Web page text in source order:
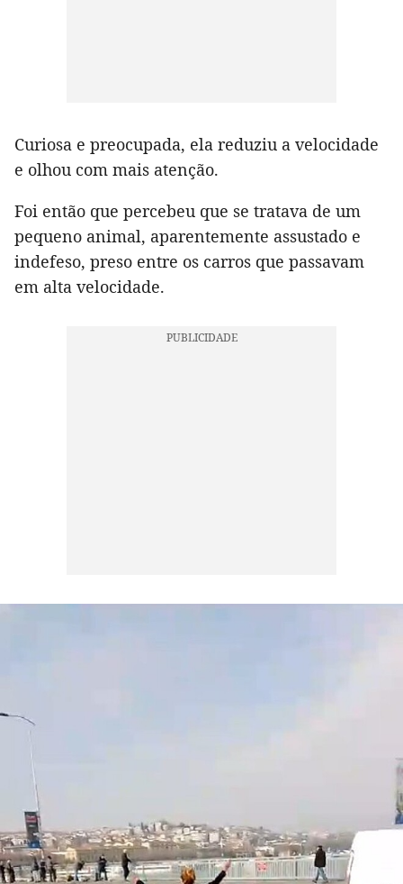
Curiosa e preocupada, ela reduziu a velocidade
e olhou com mais atenção.
Foi então que percebeu que se tratava de um
pequeno animal, aparentemente assustado e
indefeso, preso entre os carros que passavam
em alta velocidade.